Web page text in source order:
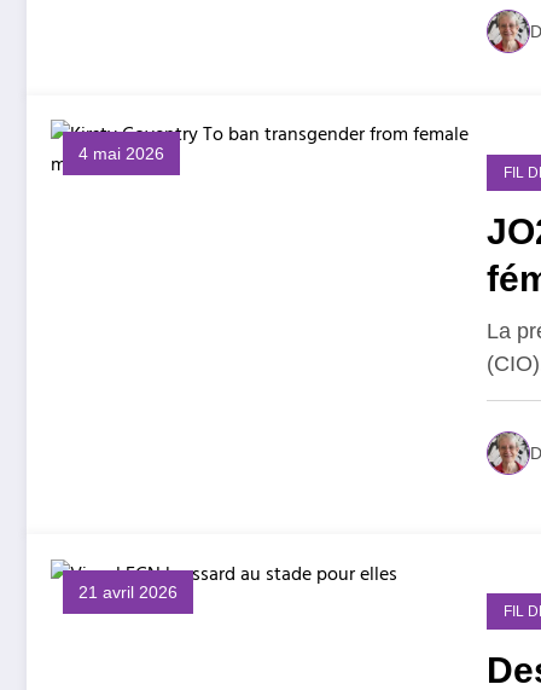
4 mai 2026
FIL
La
21 avril 2026
FIL